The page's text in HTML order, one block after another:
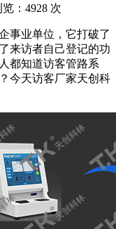
览：4928 次
事业单位，它打破了
来访者自己登记的功
都知道访客管路系
今天访客厂家天创科